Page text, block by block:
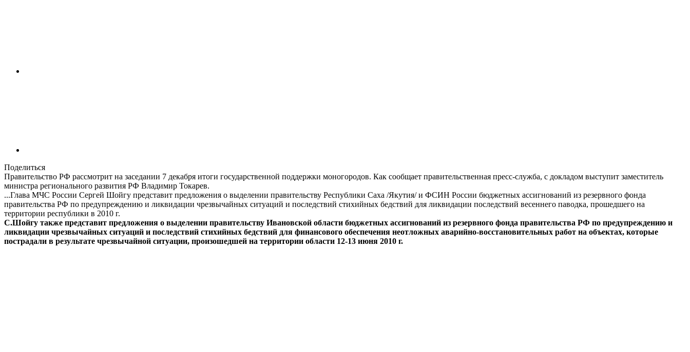
Поделиться
Правительство РФ рассмотрит на заседании 7 декабря итоги государственной поддержки моногородов. Как сообщает правительственная пресс-служба, с докладом выступит заместитель
министра регионального развития РФ Владимир Токарев.
...Глава МЧС России Сергей Шойгу представит предложения о выделении правительству Республики Саха /Якутия/ и ФСИН России бюджетных ассигнований из резервного фонда
правительства РФ по предупреждению и ликвидации чрезвычайных ситуаций и последствий стихийных бедствий для ликвидации последствий весеннего паводка, прошедшего на
территории республики в 2010 г.
С.Шойгу также представит предложения о выделении правительству Ивановской области бюджетных ассигнований из резервного фонда правительства РФ по предупреждению и
ликвидации чрезвычайных ситуаций и последствий стихийных бедствий для финансового обеспечения неотложных аварийно-восстановительных работ на объектах, которые
пострадали в результате чрезвычайной ситуации, произошедшей на территории области 12-13 июня 2010 г.